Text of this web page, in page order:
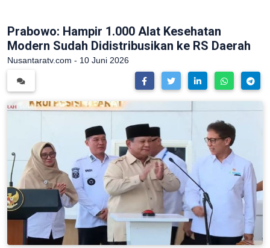
Prabowo: Hampir 1.000 Alat Kesehatan
Modern Sudah Didistribusikan ke RS Daerah
Nusantaratv.com - 10 Juni 2026